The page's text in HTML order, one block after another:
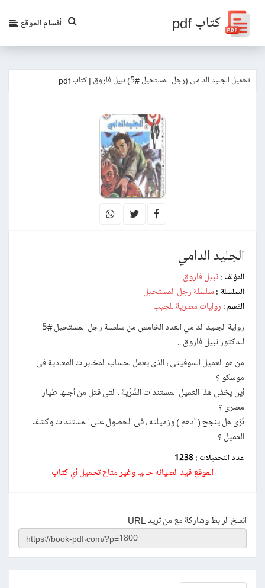
كتاب pdf أقسام الموقع
تحميل الجليد الدامي (رجل المستحيل #5) نبيل فاروق | كتاب pdf
الجليد الدامي
المؤلف : نبيل فاروق
السلسلة : سلسلة رجل المستحيل
القسم : روايات مصرية للجيب
رواية الجليد الدامي العدد الخامس من سلسلة رجل المستحيل #5
للدكتور نبيل فاروق ..
من هو العميل السوفيتى ، الذى يعمل لحساب المخابرات المعادية فى
موسكو ؟
أين يخفى هذا العميل المستندات السِّرِّية ، التى قتل من أجلها طيار
مصرى ؟
تُرَى هل ينجح ( أدهم ) وزميلته ، فى الحصول على المستندات وكشف
العميل ؟
عدد التحميلات : 1238
الموقع قيد الصيانه حاليا وغير متاح تحميل أي كتاب
انسخ الرابط وشاركة مع من تريد URL